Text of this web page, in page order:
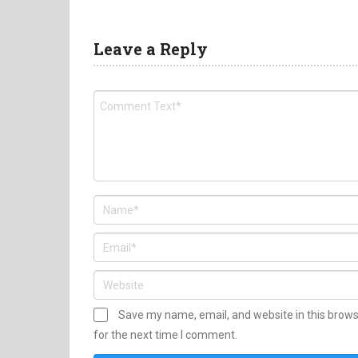
Leave a Reply
Save my name, email, and website in this
for the next time I comment.